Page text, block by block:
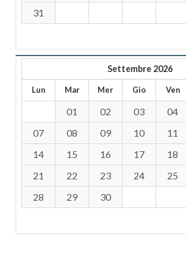
31
Settembre 2026
Lun Mar Mer Gio Ven
01 02 03 04
07
08 09 10 11
14
15 16 17 18
21
22 23 24 25
28
29 30